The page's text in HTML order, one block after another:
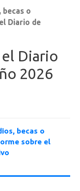
becas o
Diario de
Diario
2026
becas o
sobre el